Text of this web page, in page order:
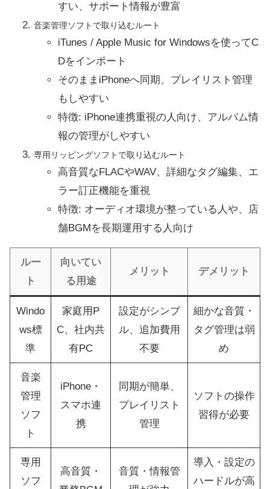
すい、サポート情報が豊富
音楽管理ソフトで取り込むルート
iTunes / Apple Music for Windowsを使ってC
Dをインポート
そのままiPhoneへ同期、プレイリスト管理
もしやすい
特徴: iPhone連携重視の人向け、アルバム情
報の管理がしやすい
専用リッピングソフトで取り込むルート
高音質なFLACやWAV、詳細なタグ編集、エ
ラー訂正機能を重視
特徴: オーディオ環境が整っている人や、店
舗BGMを長期運用する人向け
ルー
ト
向いてい
る用途
メリット デメリット
Windo
ws標
準
家庭用P
C、社内共
有PC
設定がシンプ
ル、追加費用
不要
細かな音質・
タグ管理は弱
め
音楽
管理
ソフ
ト
iPhone・
スマホ連
携
同期が簡単、
プレイリスト
管理
ソフトの操作
習得が必要
専用
ソフ
高音質・
音質・情報管
導入・設定の
ハードルが高